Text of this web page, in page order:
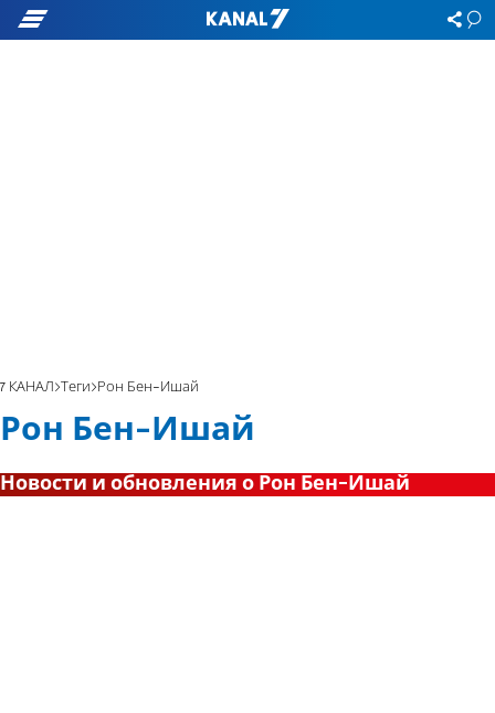
7 КАНАЛ Теги Рон Бен-Ишай
Рон Бен-Ишай
Новости и обновления о Рон Бен-Ишай